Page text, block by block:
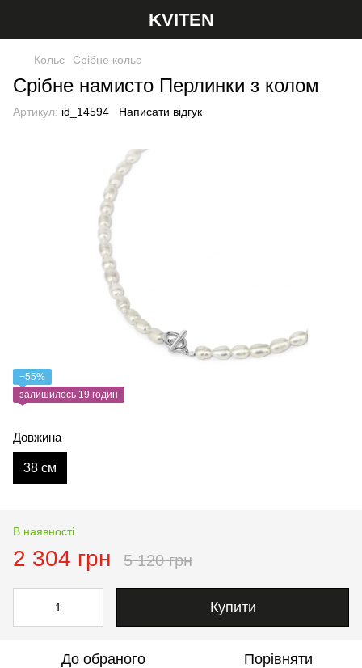
KVITEN
Кольє Срібне кольє
Срібне намисто Перлинки з колом
Артикул: id_14594 Написати відгук
−55%
залишилось 19 годин
Довжина
38 см
В наявності
2 304 грн 5 120 грн
Купити
До обраного Порівняти